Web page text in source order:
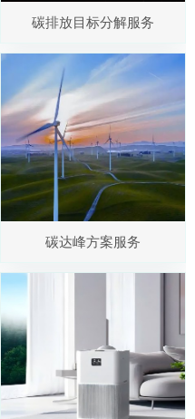
碳排放目标分解服务
碳达峰方案服务